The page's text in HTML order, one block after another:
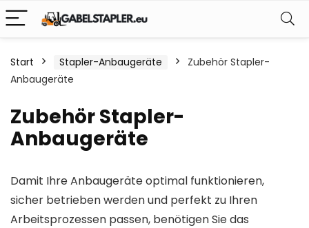
Start Stapler-Anbaugeräte
Zubehör Stapler-
Anbaugeräte
Zubehör Stapler-
Anbaugeräte
Damit Ihre Anbaugeräte optimal funktionieren,
sicher betrieben werden und perfekt zu Ihren
Arbeitsprozessen passen, benötigen Sie das